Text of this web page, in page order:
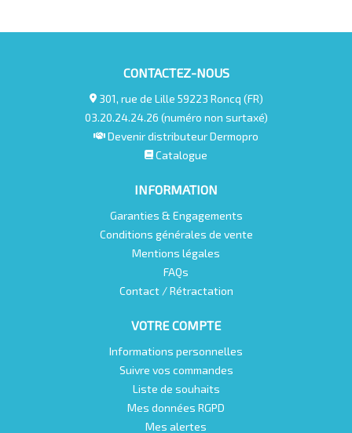
CONTACTEZ-NOUS
301, rue de Lille 59223 Roncq (FR)
03.20.24.24.26 (numéro non surtaxé)
Devenir distributeur Dermopro
Catalogue
INFORMATION
Garanties & Engagements
Conditions générales de vente
Mentions légales
FAQs
Contact / Rétractation
VOTRE COMPTE
Informations personnelles
Suivre vos commandes
Liste de souhaits
Mes données RGPD
Mes alertes